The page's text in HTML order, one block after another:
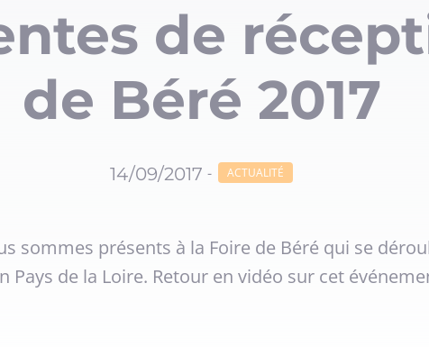
de
de Béré 2017
14/09/2017 - ACTUALITÉ
sommes présents à la Foire de Béré qui se
Pays de la Loire. Retour en vidéo sur cet